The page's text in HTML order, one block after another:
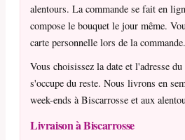
alentours. La commande se fait en
compose le bouquet le jour même.
carte personnelle lors de la commande.
Vous choisissez la date et l'adresse
s'occupe du reste. Nous livrons en
week-ends à Biscarrosse et aux
Livraison à Biscarrosse